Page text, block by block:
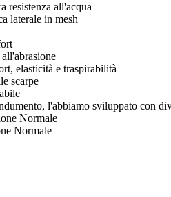
resistenza all'acqua
laterale in mesh
elasticità e traspirabilità
scarpe
l'abbiamo sviluppato con
Normale
Normale